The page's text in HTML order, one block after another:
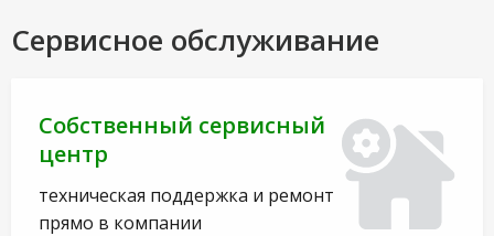
Сервисное обслуживание
Собственный сервисный
центр
техническая поддержка и ремонт
прямо в компании